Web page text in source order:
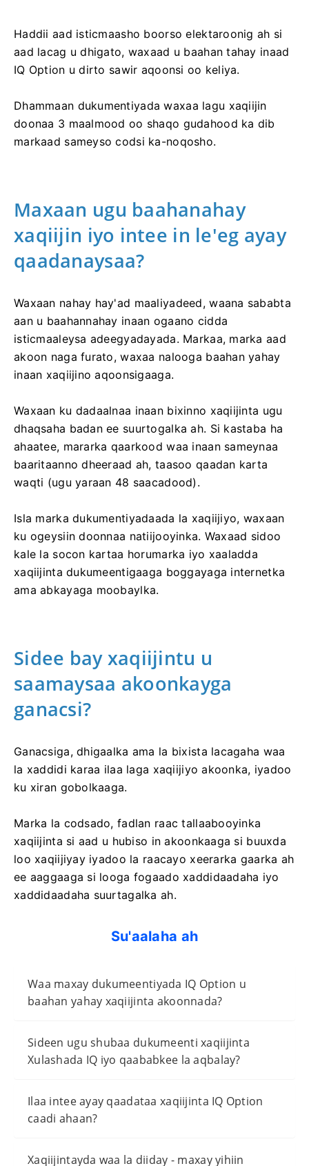
Haddii aad isticmaasho boorso elektaroonig ah si
aad lacag u dhigato, waxaad u baahan tahay inaad
IQ Option u dirto sawir aqoonsi oo keliya.
Dhammaan dukumentiyada waxaa lagu xaqiijin
doonaa 3 maalmood oo shaqo gudahood ka dib
markaad sameyso codsi ka-noqosho.
Maxaan ugu baahanahay
xaqiijin iyo intee in le'eg ayay
qaadanaysaa?
Waxaan nahay hay'ad maaliyadeed, waana sababta
aan u baahannahay inaan ogaano cidda
isticmaaleysa adeegyadayada. Markaa, marka aad
akoon naga furato, waxaa nalooga baahan yahay
inaan xaqiijino aqoonsigaaga.
Waxaan ku dadaalnaa inaan bixinno xaqiijinta ugu
dhaqsaha badan ee suurtogalka ah. Si kastaba ha
ahaatee, mararka qaarkood waa inaan sameynaa
baaritaanno dheeraad ah, taasoo qaadan karta
waqti (ugu yaraan 48 saacadood).
Isla marka dukumentiyadaada la xaqiijiyo, waxaan
ku ogeysiin doonnaa natiijooyinka. Waxaad sidoo
kale la socon kartaa horumarka iyo xaaladda
xaqiijinta dukumeentigaaga boggayaga internetka
ama abkayaga moobaylka.
Sidee bay xaqiijintu u
saamaysaa akoonkayga
ganacsi?
Ganacsiga, dhigaalka ama la bixista lacagaha waa
la xaddidi karaa ilaa laga xaqiijiyo akoonka, iyadoo
ku xiran gobolkaaga.
Marka la codsado, fadlan raac tallaabooyinka
xaqiijinta si aad u hubiso in akoonkaaga si buuxda
loo xaqiijiyay iyadoo la raacayo xeerarka gaarka ah
ee aaggaaga si looga fogaado xaddidaadaha iyo
xaddidaadaha suurtagalka ah.
Su'aalaha ah
Waa maxay dukumeentiyada IQ Option u
baahan yahay xaqiijinta akoonnada?
Sideen ugu shubaa dukumeenti xaqiijinta
Xulashada IQ iyo qaababkee la aqbalay?
Ilaa intee ayay qaadataa xaqiijinta IQ Option
caadi ahaan?
Xaqiijintayda waa la diiday - maxay yihiin